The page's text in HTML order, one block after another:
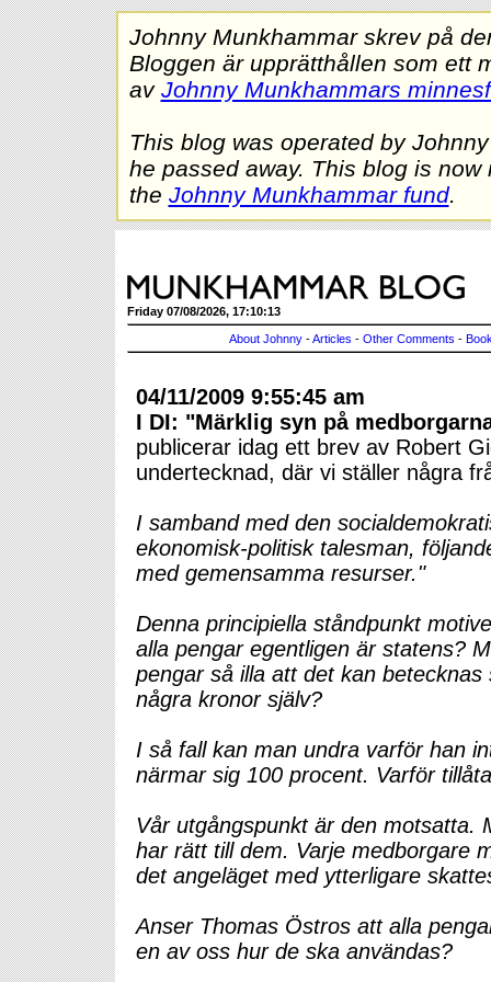
Johnny Munkhammar skrev på
Bloggen är upprätthållen som ett
av Johnny Munkhammars
This blog was operated by
he passed away. This blog is
the Johnny Munkhammar fund.
Friday 07/08/2026, 17:10:13
About Johnny -Articles - Other Comments -
04/11/2009 9:55:45 am
I DI: "Märklig syn på
publicerar idag ett brev av Robert
undertecknad, där vi ställer några
I samband med den
ekonomisk-politisk talesman,
med gemensamma resurser."
Denna principiella ståndpunkt
alla pengar egentligen är statens?
pengar så illa att det kan
några kronor själv?
I så fall kan man undra varför han
närmar sig 100 procent. Varför
Vår utgångspunkt är den motsatta.
har rätt till dem. Varje medborgare
det angeläget med ytterligare
Anser Thomas Östros att alla
en av oss hur de ska användas?